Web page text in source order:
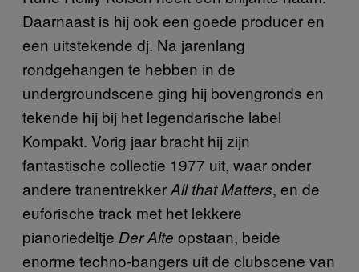
Daarnaast is hij ook een goede producer en
een uitstekende dj. Na jarenlang
rondgehangen te hebben in de
undergroundscene ging hij bovengronds en
tekende hij bij het legendarische label
Kompakt. Vorig jaar bracht hij zijn
fantastische collectie 1977 uit, waar onder
andere tranentrekkerAll that Matters, en de
euforische track met het lekkere
pianoriedeltje Der Alte opstaan, beide
enorme techno-bangers uit de clubscene van